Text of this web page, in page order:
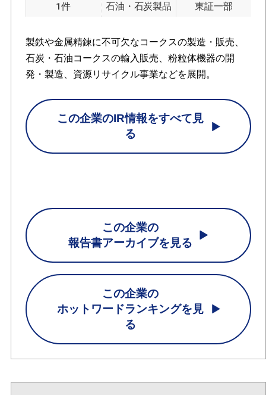
1件 石油・石炭製品 東証一部
製鉄や金属精錬に不可欠なコークスの製造・販売、
石炭・石油コークスの輸入販売、粉粒体機器の開
発・製造、資源リサイクル事業などを展開。
この企業のIR情報をすべて見
る
この企業の
報告書アーカイブを見る
この企業の
ホットワードランキングを見
る